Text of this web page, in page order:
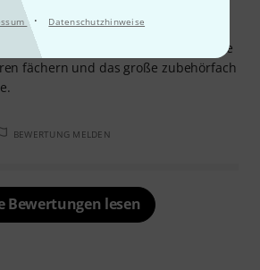
· Datenschutzhinweise
gebaut ist, sauber verarbeitet, die teile
fächern und das große zubehörfach
BEWERTUNG MELDEN
Bewertungen lesen